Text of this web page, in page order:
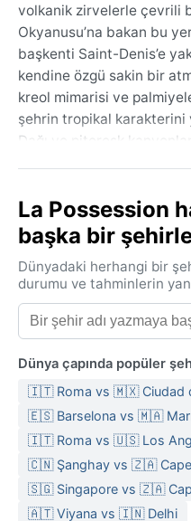
volkanik zirvelerle çevrili
Okyanusu’na bakan bu
başkenti Saint-Denis’e
kendine özgü sakin bir
kreol mimarisi ve
şehrin tropikal karakterini
Dağı ve pitoresk
burada Fransız, Afrika ve
İklimi, Aw (tropikal savan)
(Aralık-Nisan) sıcak ve
arasında seyreder. Bu
yüksek nem oranı (%80
Kasım) daha serin ve
26°C’ye düşer, nem
şekilde azalır, ancak ara
Paket yaparken hafif,
idealdir; kış akşamları
olur.
Ziyaret için en uygun
kuru ve ılıman kış
düşüktür ve açık hava
La Possession
başka bir
Dünyadaki herhangi bir
durumu ve tahminlerin yan
Dünya çapında popüler
🇮🇹 Roma vs 🇲🇽 Ciudad
🇪🇸 Barselona vs 🇲🇦
🇮🇹 Roma vs 🇺🇸 Los
🇨🇳 Şanghay vs 🇿🇦
🇸🇬 Singapore vs 🇿🇦
🇦🇹 Viyana vs 🇮🇳 Delhi